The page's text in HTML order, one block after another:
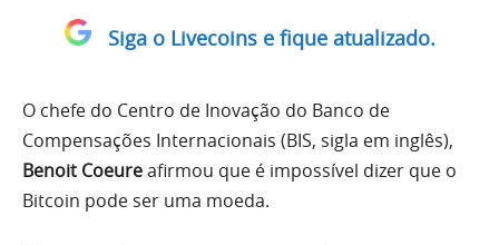
Siga o Livecoins e fique atualizado.
O chefe do Centro de Inovação do Banco de
Compensações Internacionais (BIS, sigla em inglês),
Benoit Coeureafirmou que é impossível dizer que o
Bitcoin pode ser uma moeda.